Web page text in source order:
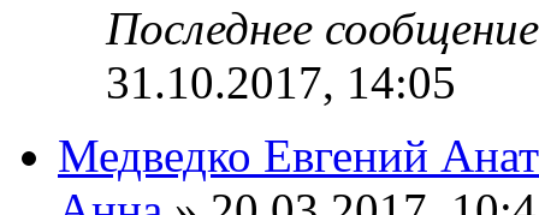
Последнее
31.10.2017, 14:05
Медведко Евгений